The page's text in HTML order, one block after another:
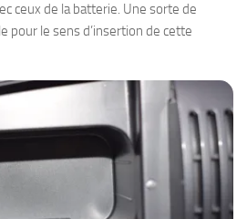
ceux de la batterie. Une sorte de
pour le sens d’insertion de cette